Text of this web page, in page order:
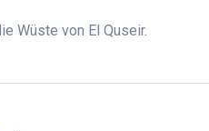
Wüste von El Quseir.